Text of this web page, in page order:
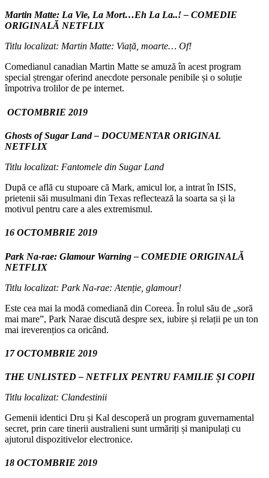
Martin Matte: La Vie, La Mort…Eh La La..! – COMEDIE
ORIGINALĂ NETFLIX
Titlu localizat: Martin Matte: Viață, moarte… Of!
Comedianul canadian Martin Matte se amuză în acest program
special ștrengar oferind anecdote personale penibile și o soluție
împotriva trolilor de pe internet.
OCTOMBRIE 2019
Ghosts of Sugar Land – DOCUMENTAR ORIGINAL
NETFLIX
Titlu localizat: Fantomele din Sugar Land
După ce află cu stupoare că Mark, amicul lor, a intrat în ISIS,
prietenii săi musulmani din Texas reflectează la soarta sa și la
motivul pentru care a ales extremismul.
16 OCTOMBRIE 2019
Park Na-rae: Glamour Warning – COMEDIE ORIGINALĂ
NETFLIX
Titlu localizat: Park Na-rae: Atenție, glamour!
Este cea mai la modă comediană din Coreea. În rolul său de „soră
mai mare”, Park Narae discută despre sex, iubire și relații pe un ton
mai ireverențios ca oricând.
17 OCTOMBRIE 2019
THE UNLISTED – NETFLIX PENTRU FAMILIE ȘI COPII
Titlu localizat: Clandestinii
Gemenii identici Dru și Kal descoperă un program guvernamental
secret, prin care tinerii australieni sunt urmăriți și manipulați cu
ajutorul dispozitivelor electronice.
18 OCTOMBRIE 2019